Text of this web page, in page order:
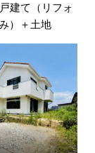
建て（リフォ
）＋土地